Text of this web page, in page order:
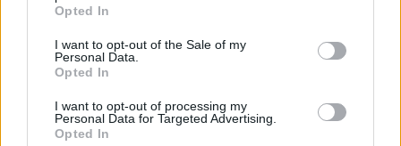
use your data for below specified purposes in below Google
consent section.
Opted In
I want to opt-out of the Sale of my
Personal Data.
Opted In
I want to opt-out of processing my
Personal Data for Targeted Advertising.
Opted In